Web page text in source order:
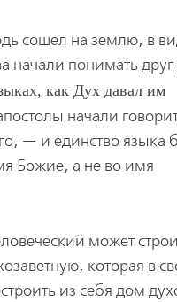
сошел на землю, в
начали понимать
как Дух давал им
начали
— и единство языка
Божие, а не во имя
может
которая в
из себя дом